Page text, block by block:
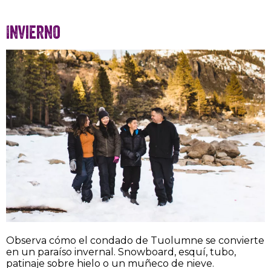
Invierno
Observa cómo el condado de Tuolumne se convierte
en un paraíso invernal. Snowboard, esquí, tubo,
patinaje sobre hielo o un muñeco de nieve.